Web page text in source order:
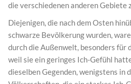
die verschiedenen anderen Gebiete
Diejenigen, die nach dem Osten
schwarze Bevölkerung wurden,
durch die Außenwelt, besonders für
weil sie ein geringes Ich-Gefühl
dieselben Gegenden, wenigstens in